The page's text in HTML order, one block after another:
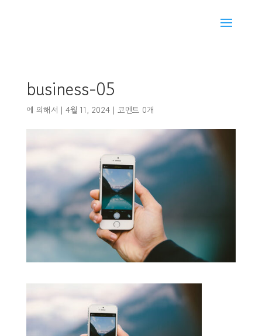
business-05
에 의해서 | 4월 11, 2024| 코멘트 0개